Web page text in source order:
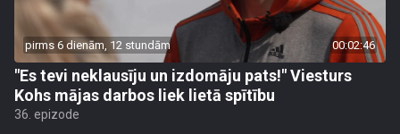
pirms 6 dienām, 12 stundām 00:02:46
"Es tevi neklausīju un izdomāju pats!" Viesturs
Kohs mājas darbos liek lietā spītību
36. epizode